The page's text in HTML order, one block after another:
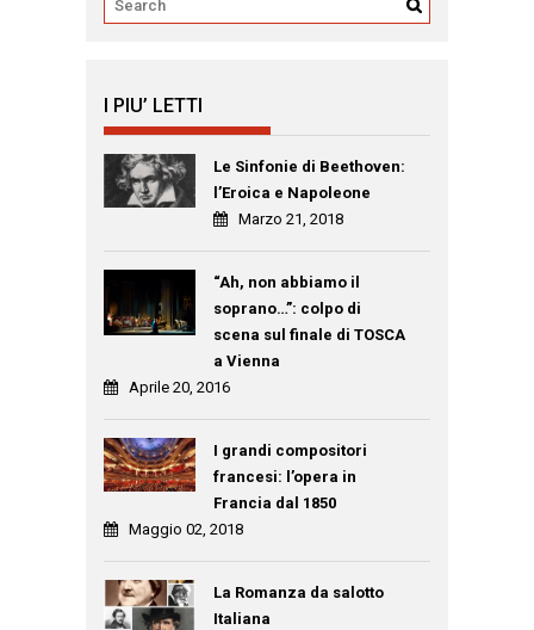
I PIU’ LETTI
Le Sinfonie di Beethoven:
l’Eroica e Napoleone
Marzo 21, 2018
“Ah, non abbiamo il
soprano…”: colpo di
scena sul finale di TOSCA
a Vienna
Aprile 20, 2016
I grandi compositori
francesi: l’opera in
Francia dal 1850
Maggio 02, 2018
La Romanza da salotto
Italiana